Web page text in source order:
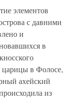
элементов
с давними
и
в
царицы в Фолосе,
ахейский
из